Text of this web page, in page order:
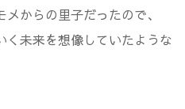
からの里子だったので、
く未来を想像していたような